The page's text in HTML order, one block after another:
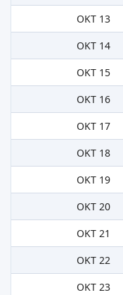
OKT 13
OKT 14
OKT 15
OKT 16
OKT 17
OKT 18
OKT 19
OKT 20
OKT 21
OKT 22
OKT 23